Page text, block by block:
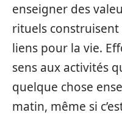
enseigner des
rituels
liens pour la vie.
sens aux activités
quelque chose
matin, même si